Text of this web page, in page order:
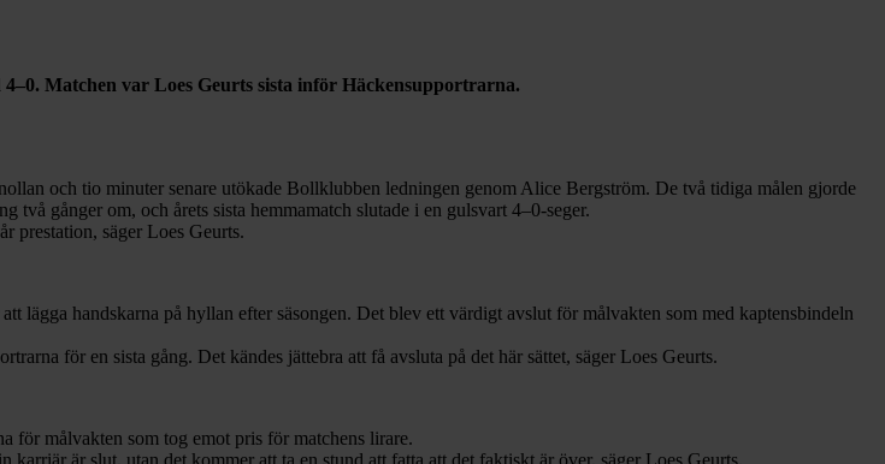
Matchen var Loes Geurts sista inför Häckensupportrarna.
och tio minuter senare utökade Bollklubben ledningen genom Alice Bergström. De två tidiga målen gjorde
gånger om, och årets sista hemmamatch slutade i en gulsvart 4–0-seger.
prestation, säger Loes Geurts.
lägga handskarna på hyllan efter säsongen. Det blev ett värdigt avslut för målvakten som med kaptensbindeln
för en sista gång. Det kändes jättebra att få avsluta på det här sättet, säger Loes Geurts.
för målvakten som tog emot pris för matchens lirare.
är slut, utan det kommer att ta en stund att fatta att det faktiskt är över, säger Loes Geurts.